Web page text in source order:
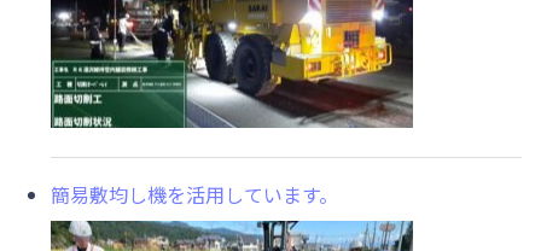
簡易敷均し機を活用しています。